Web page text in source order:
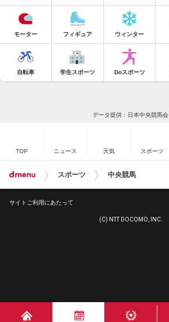
モーター フィギュア ウィンター
自転車 学生スポーツ Doスポーツ
データ提供：日本中央競馬会
TOP ニュース 天気 スポーツ
スポーツ 中央競馬
サイトご利用にあたって
(C) NTT DOCOMO, INC.